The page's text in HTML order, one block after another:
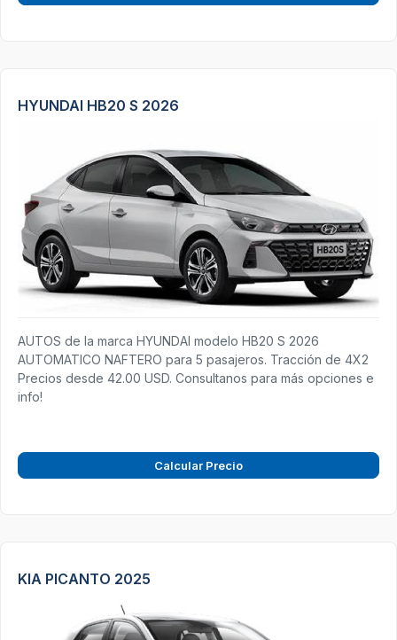
HYUNDAI HB20 S 2026
AUTOS de la marca HYUNDAI modelo HB20 S 2026
AUTOMATICO NAFTERO para 5 pasajeros. Tracción de 4X2
Precios desde 42.00 USD. Consultanos para más opciones e
info!
Calcular Precio
KIA PICANTO 2025